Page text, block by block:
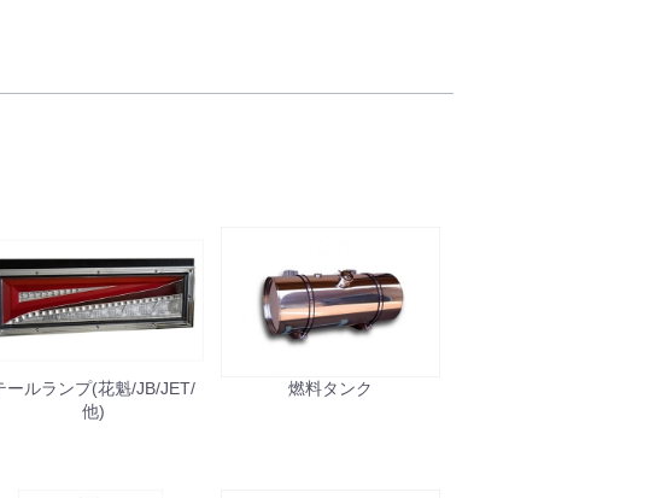
ールランプ(花魁/JB/JET/
他)
燃料タンク